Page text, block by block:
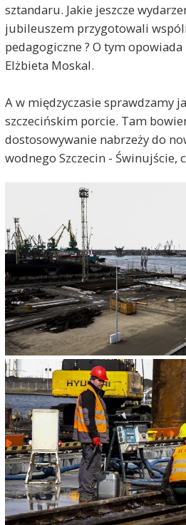
sztandaru. Jakie jeszcze
jubileuszem przygotowali
pedagogiczne ? O tym
Elżbieta Moskal.
A w międzyczasie sprawdzamy
szczecińskim porcie. Tam
dostosowywanie nabrzeży do
wodnego Szczecin - Świnujście,